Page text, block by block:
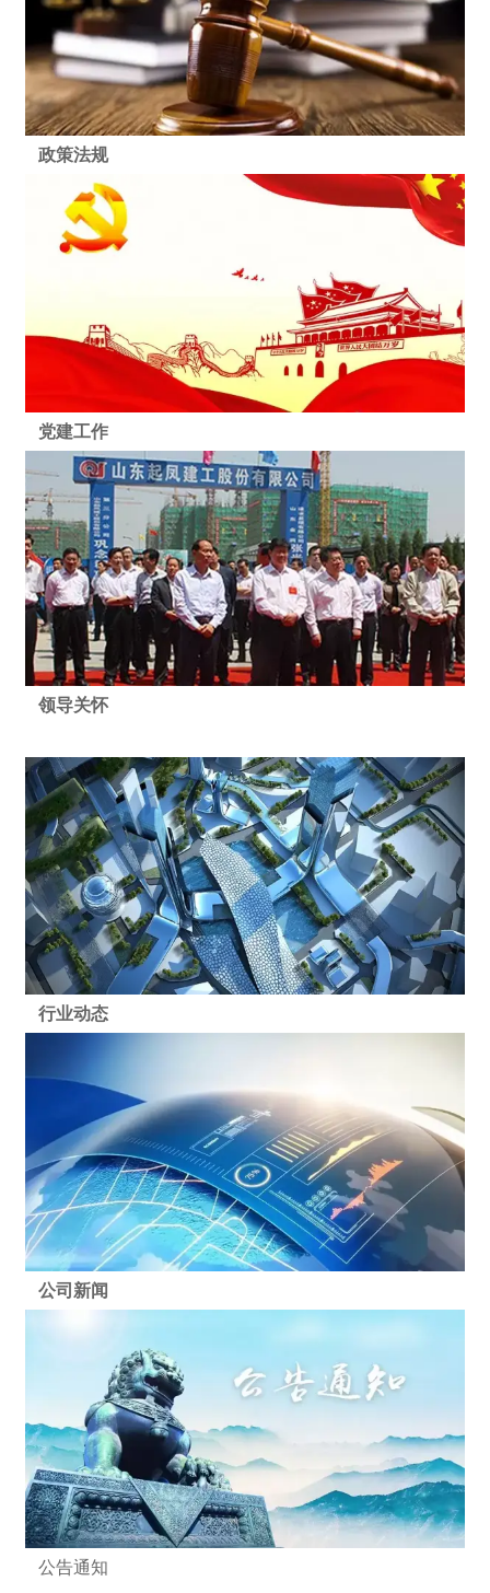
政策法规
党建工作
领导关怀
行业动态
公司新闻
公告通知